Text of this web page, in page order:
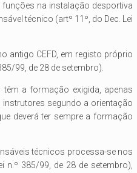
na instalação desportiva
técnico (artº 11º, do Dec. Lei
antigo CEFD, em registo próprio
99, de 28 de setembro).
a formação exigida, apenas
segundo a orientação
deverá ter sempre a formação
técnicos processa-se nos
n.º 385/99, de 28 de setembro),